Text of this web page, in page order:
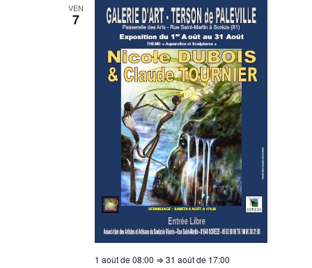
VEN
7
1 août de 08:00 ⇒31 août de 17:00